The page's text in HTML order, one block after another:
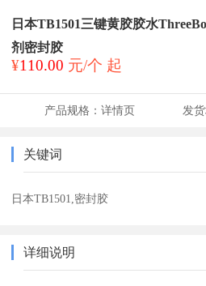
日本TB1501三键黄胶胶水
剂密封胶
¥110.00 元/个 起
产品规格： 详情页 发
关键词
日本TB1501,密封胶
详细说明